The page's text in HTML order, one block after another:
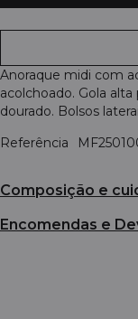
Anoraque midi com
acolchoado. Gola
dourado. Bolsos
Referência
Composição e
Encomendas e